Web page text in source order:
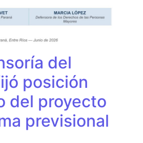
del
posición
del proyecto
previsional